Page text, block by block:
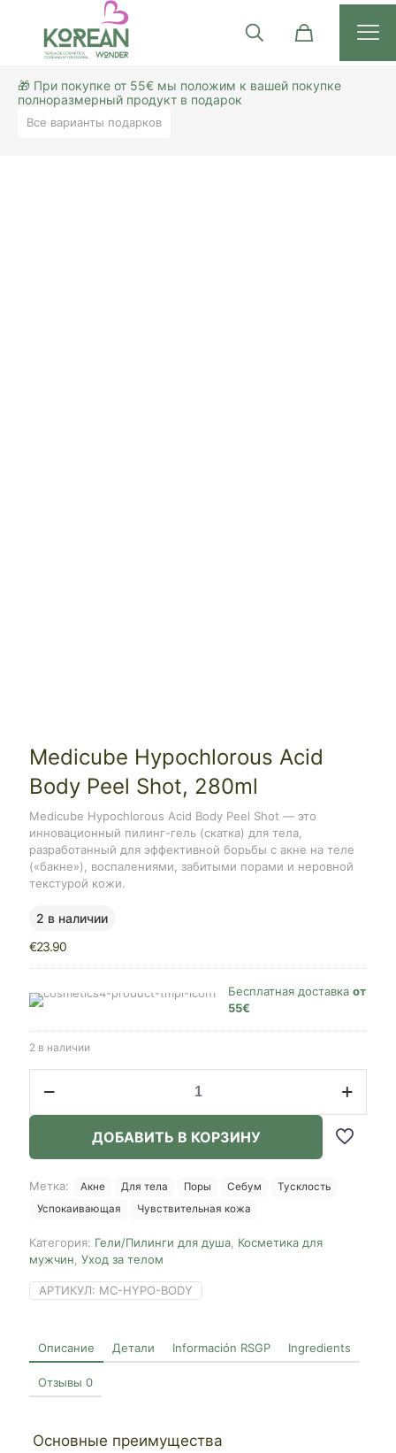
🎁 При покупке от 55€ мы положим к вашей покупке
полноразмерный продукт в подарок
Все варианты подарков
Описание Детали Información RSGP Ingredients
Отзывы 0
Основные преимущества
Medicube Hypochlorous Acid
Body Peel Shot, 280ml
Medicube Hypochlorous Acid Body Peel Shot — это
инновационный пилинг-гель (скатка) для тела,
разработанный для эффективной борьбы с акне на теле
(«бакне»), воспалениями, забитыми порами и неровной
текстурой кожи.
2 в наличии
€23.90
Бесплатная доставка от
55€
2 в наличии
товара
Body
Shot,
280ml
ДОБАВИТЬ В КОРЗИНУ
Метка: Акне Для тела Поры Себум
Тусклость
Успокаивающая
Чувствительная кожа
Категория: Гели/Пилинги для душа Косметика для
мужчин Уход за телом
АРТИКУЛ: MC-HYPO-BODY